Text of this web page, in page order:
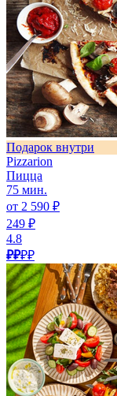
Подарок внутри
Pizzarion
Пицца
75 мин.
от 2 590 ₽
249 ₽
4.8
₽₽₽₽